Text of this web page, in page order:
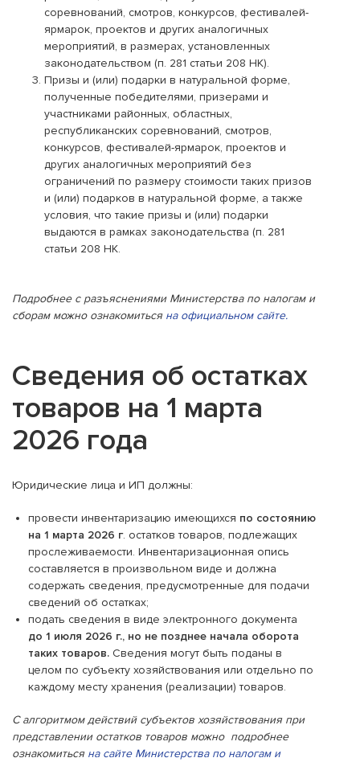
соревнований, смотров, конкурсов, фестивалей-
ярмарок, проектов и других аналогичных
мероприятий, в размерах, установленных
законодательством (п. 281 статьи 208 НК).
Призы и (или) подарки в натуральной форме,
полученные победителями, призерами и
участниками районных, областных,
республиканских соревнований, смотров,
конкурсов, фестивалей-ярмарок, проектов и
других аналогичных мероприятий без
ограничений по размеру стоимости таких призов
и (или) подарков в натуральной форме, а также
условия, что такие призы и (или) подарки
выдаются в рамках законодательства (п. 281
статьи 208 НК.
Подробнее с разъяснениями Министерства по налогам и
сборам можно ознакомиться на официальном сайте.
Сведения об остатках
товаров на 1 марта
2026 года
Юридические лица и ИП должны:
провести инвентаризацию имеющихся по состоянию
на 1 марта 2026 г. остатков товаров, подлежащих
прослеживаемости. Инвентаризационная опись
составляется в произвольном виде и должна
содержать сведения, предусмотренные для подачи
сведений об остатках;
подать сведения в виде электронного документа
до 1 июля 2026 г., но не позднее начала оборота
таких товаров. Сведения могут быть поданы в
целом по субъекту хозяйствования или отдельно по
каждому месту хранения (реализации) товаров.
С алгоритмом действий субъектов хозяйствования при
представлении остатков товаров можно подробнее
ознакомиться на сайте Министерства по налогам и